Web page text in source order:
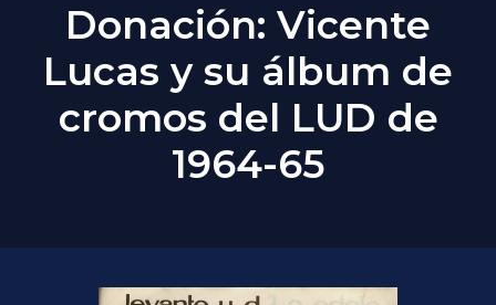
Search
Donación: Vicente
Lucas y su álbum de
cromos del LUD de
1964-65